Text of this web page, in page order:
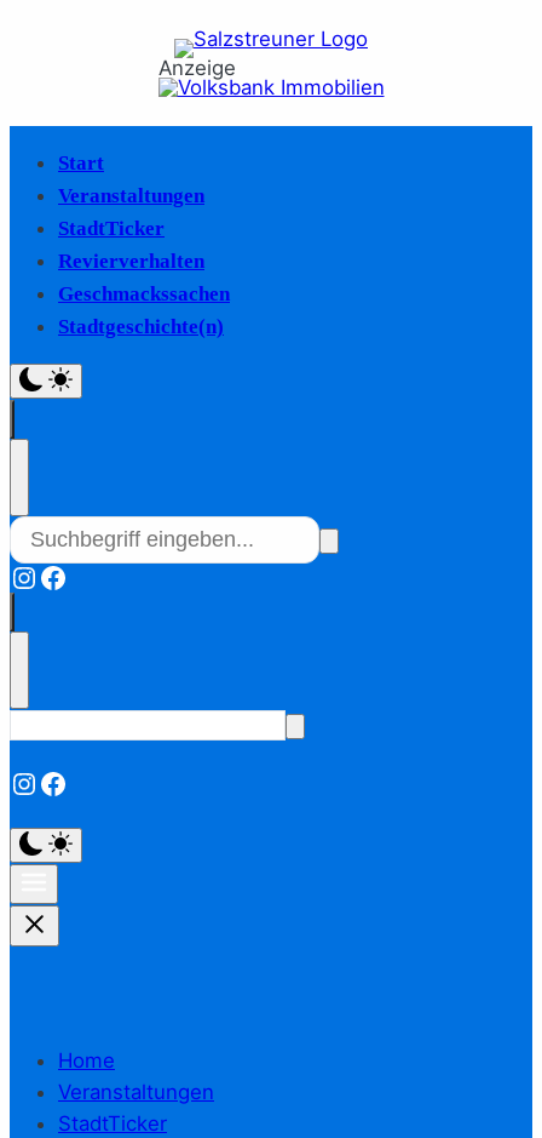
Anzeige
Start
Veranstaltungen
StadtTicker
Revierverhalten
Geschmackssachen
Stadtgeschichte(n)
Instagram
Facebook
Instagram
Facebook
Home
Veranstaltungen
StadtTicker